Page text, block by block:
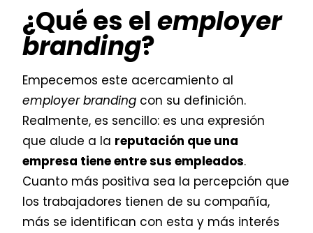
¿Qué es elemployer
branding?
Empecemos este acercamiento al
employer branding con su definición.
Realmente, es sencillo: es una expresión
que alude a la reputación que una
empresa tiene entre sus empleados.
Cuanto más positiva sea la percepción que
los trabajadores tienen de su compañía,
más se identifican con esta y más interés